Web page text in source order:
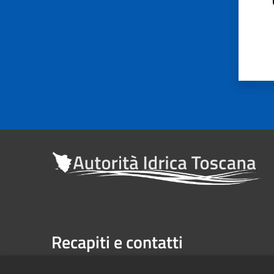
Recapiti e contatti